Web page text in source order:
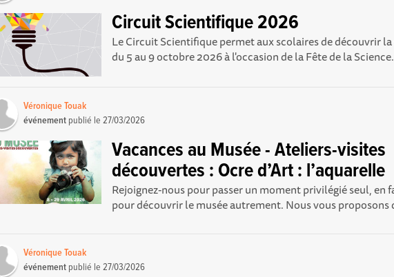
Circuit Scientifique 2026
Le Circuit Scientifique permet aux scolaires de découvrir
du 5 au 9 octobre 2026 à l'occasion de la Fête de la
Véronique Touak
événement publié le27/03/2026
Vacances au Musée - Ateliers-visites
découvertes : Ocre d’Art : l’aquarelle
Rejoignez-nous pour passer un moment privilégié seul, en
pour découvrir le musée autrement. Nous vous proposons
Véronique Touak
événement publié le27/03/2026